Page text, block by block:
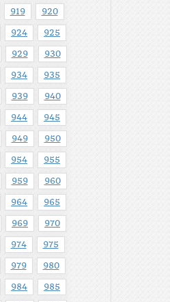
919 920
924 925
929 930
934 935
939 940
944 945
949 950
954 955
959 960
964 965
969 970
974 975
979 980
984 985